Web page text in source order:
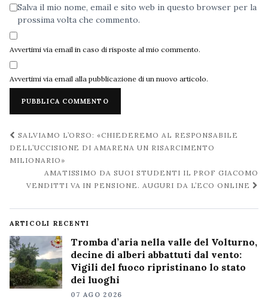
Salva il mio nome, email e sito web in questo browser per la
prossima volta che commento.
Avvertimi via email in caso di risposte al mio commento.
Avvertimi via email alla pubblicazione di un nuovo articolo.
Navigazione
post
SALVIAMO L’ORSO: «CHIEDEREMO AL RESPONSABILE
DELL’UCCISIONE DI AMARENA UN RISARCIMENTO
MILIONARIO»
AMATISSIMO DA SUOI STUDENTI IL PROF GIACOMO
VENDITTI VA IN PENSIONE. AUGURI DA L’ECO ONLINE
ARTICOLI RECENTI
Tromba d’aria nella valle del Volturno,
decine di alberi abbattuti dal vento:
Vigili del fuoco ripristinano lo stato
dei luoghi
07 AGO 2026